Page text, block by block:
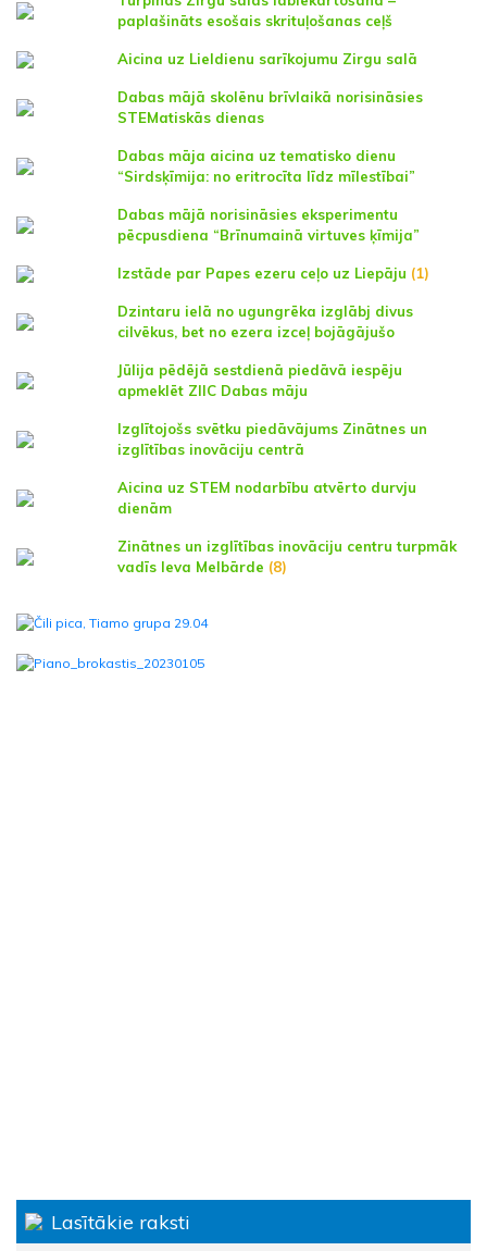
paplašināts esošais skrituļošanas ceļš
Aicina uz Lieldienu sarīkojumu Zirgu salā
Dabas mājā skolēnu brīvlaikā norisināsies
STEMatiskās dienas
Dabas māja aicina uz tematisko dienu
“Sirdsķīmija: no eritrocīta līdz mīlestībai”
Dabas mājā norisināsies eksperimentu
pēcpusdiena “Brīnumainā virtuves ķīmija”
Izstāde par Papes ezeru ceļo uz Liepāju (1)
Dzintaru ielā no ugungrēka izglābj divus
cilvēkus, bet no ezera izceļ bojāgājušo
Jūlija pēdējā sestdienā piedāvā iespēju
apmeklēt ZIIC Dabas māju
Izglītojošs svētku piedāvājums Zinātnes un
izglītības inovāciju centrā
Aicina uz STEM nodarbību atvērto durvju
dienām
Zinātnes un izglītības inovāciju centru turpmāk
vadīs Ieva Melbārde (8)
Lasītākie raksti